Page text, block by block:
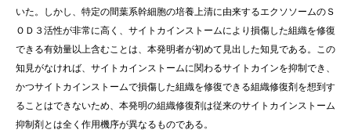
いた。しかし、特定の間葉系幹細胞の培養上清に由来するエクソソームのＳ
ＯＤ３活性が非常に高く、サイトカインストームにより損傷した組織を修復
できる有効量以上含むことは、本発明者が初めて見出した知見である。この
知見がなければ、サイトカインストームに関わるサイトカインを抑制でき、
かつサイトカインストームで損傷した組織を修復できる組織修復剤を想到す
ることはできないため、本発明の組織修復剤は従来のサイトカインストーム
抑制剤とは全く作用機序が異なるものである。